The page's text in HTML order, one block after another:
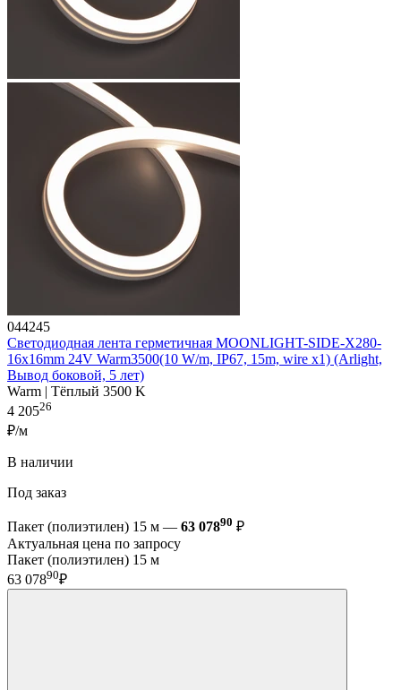
044245
Светодиодная лента герметичная MOONLIGHT-SIDE-X280-
16x16mm 24V Warm3500(10 W/m, IP67, 15m, wire x1) (Arlight,
Вывод боковой, 5 лет)
Warm | Тёплый 3500 K
4 20526
₽/м
В наличии
Под заказ
Пакет (полиэтилен) 15 м — 63 07890 ₽
Актуальная цена по запросу
Пакет (полиэтилен) 15 м
63 07890₽